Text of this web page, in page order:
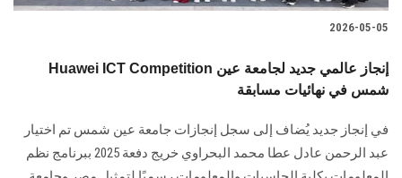
2026-05-05
Huawei ICT Competition إنجاز عالمي جديد لجامعة عين
شمس في نهائيات مسابقة
في إنجاز جديد يُضاف إلى سجل إنجازات جامعة عين شمس تم اختيار
عبد الرحمن عادل عطا محمد البحراوي خريج دفعة 2025 ببرنامج نظم